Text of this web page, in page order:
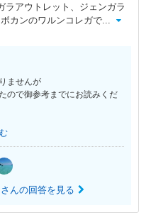
ラアウトレット、ジェンガラ
カンのワルンコレガで...
ませんが
ので御参考までにお読みくだ
んの回答を見る